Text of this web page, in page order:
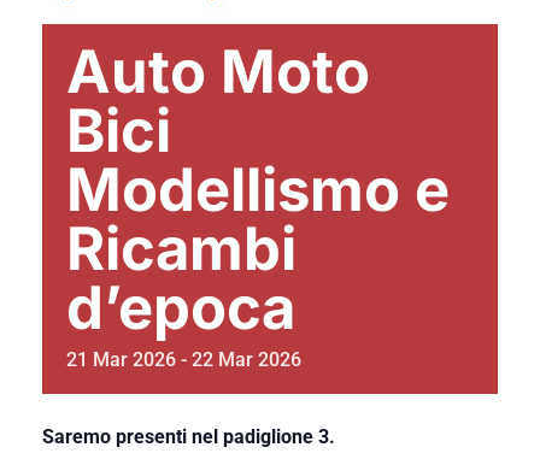
Auto Moto
Bici
Modellismo e
Ricambi
d’epoca
21 Mar 2026 - 22 Mar 2026
Saremo presenti nel padiglione 3.